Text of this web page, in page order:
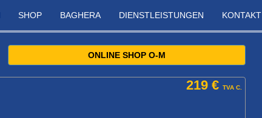
SHOP BAGHERA DIENSTLEISTUNGEN KONTAKT
ONLINE SHOP O-M
219 € TVA C.